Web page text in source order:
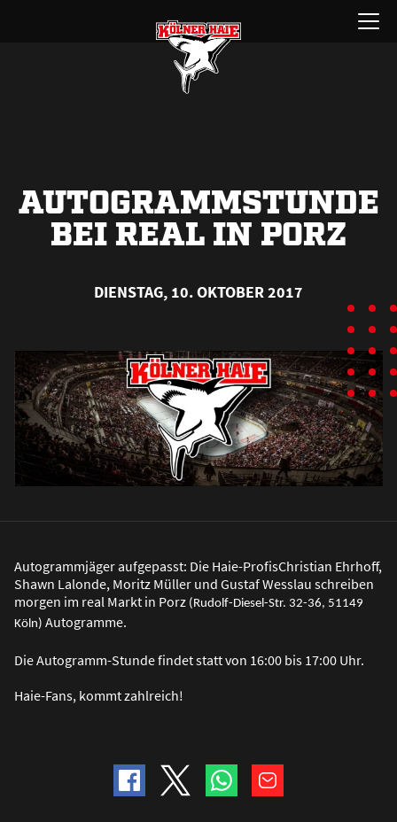
Menü
öffnen
AUTOGRAMMSTUNDE
BEI REAL IN PORZ
DIENSTAG, 10. OKTOBER 2017
Autogrammjäger aufgepasst: Die Haie-ProfisChristian Ehrhoff,
Shawn Lalonde, Moritz Müller und Gustaf Wesslau schreiben
morgen im real Markt in Porz (Rudolf-Diesel-Str. 32-36, 51149
Köln) Autogramme.
Die Autogramm-Stunde findet statt von 16:00 bis 17:00 Uhr.
Haie-Fans, kommt zahlreich!